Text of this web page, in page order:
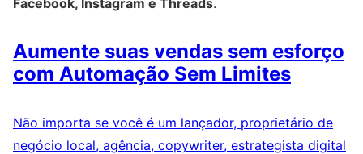
Facebook, Instagram e Threads.
Aumente suas vendas sem esforço
com Automação Sem Limites
Não importa se você é um lançador, proprietário de
negócio local, agência, copywriter, estrategista digital